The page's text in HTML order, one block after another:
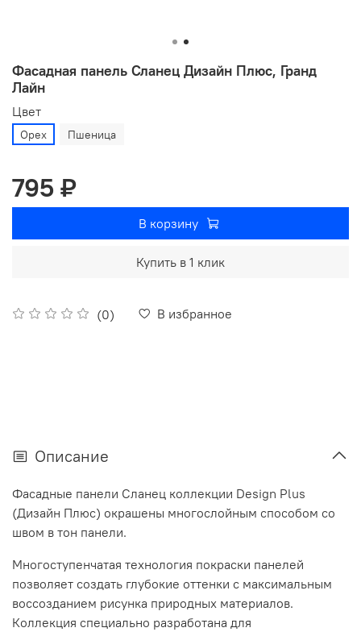
Фасадная панель Сланец Дизайн Плюс, Гранд
Лайн
(0) В избранное
Цвет
Орех Пшеница
795 ₽
В корзину
Купить в 1 клик
Описание
Фасадные панели Сланец коллекции Design Plus
(Дизайн Плюс) окрашены многослойным способом со
швом в тон панели.
Многоступенчатая технология покраски панелей
позволяет создать глубокие оттенки с максимальным
воссозданием рисунка природных материалов.
Коллекция специально разработана для